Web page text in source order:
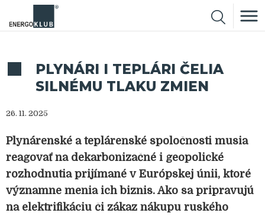
PLYNÁRI I TEPLÁRI ČELIA
SILNÉMU TLAKU ZMIEN
26. 11. 2025
Plynárenské a teplárenské spoločnosti musia
reagovať na dekarbonizačné i geopolické
rozhodnutia prijímané v Európskej únii, ktoré
významne menia ich biznis. Ako sa pripravujú
na elektrifikáciu či zákaz nákupu ruského